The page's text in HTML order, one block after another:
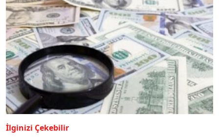
İlginizi Çekebilir